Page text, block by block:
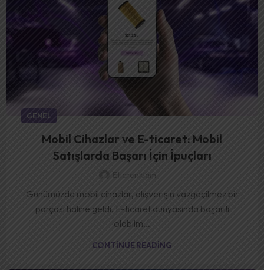
GENEL
Mobil Cihazlar ve E-ticaret: Mobil
Satışlarda Başarı İçin İpuçları
Eticrenklam
Günümüzde mobil cihazlar, alışverişin vazgeçilmez bir
parçası haline geldi. E-ticaret dünyasında başarılı
olabilm...
CONTINUE READING